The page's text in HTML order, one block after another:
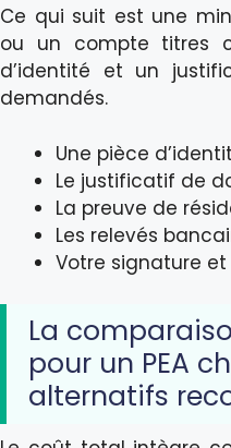
Ce qui suit est une
ou un compte titres
d’identité et un
demandés.
Une pièce
Le justificatif de
La preuve de
Les relevés
Votre signature
La
pour un PEA
alternatifs